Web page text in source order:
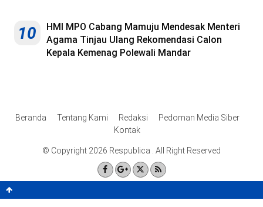
10
HMI MPO Cabang Mamuju Mendesak Menteri
Agama Tinjau Ulang Rekomendasi Calon
Kepala Kemenag Polewali Mandar
Beranda Tentang Kami Redaksi
Pedoman Media Siber
Kontak
© Copyright 2026 Respublica . All Right Reserved